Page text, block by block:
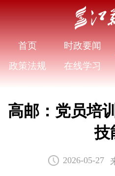
首页 时政要闻
政策法规
在线学习
高邮：党员培
技
2026-05-27